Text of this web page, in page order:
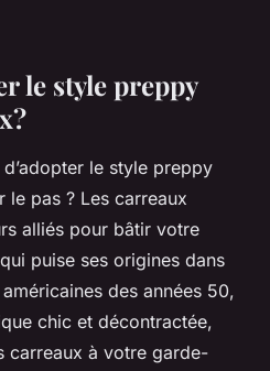
le style preppy
le style preppy
le pas ? Les carreaux
alliés pour bâtir votre
puise ses origines dans
des années 50,
chic et décontractée,
carreaux à votre garde-